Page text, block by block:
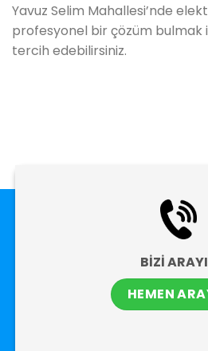
Yavuz Selim Mahallesi’nde
profesyonel bir çözüm bulmak
tercih edebilirsiniz.
BİZİ
HEMEN